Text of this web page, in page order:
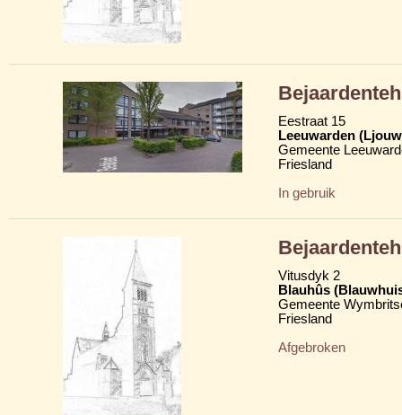
Eestraat 15
Leeuwarden
Gemeente
Friesland
In gebruik
Vitusdyk 2
Blauhûs
Gemeente
Friesland
Afgebroken